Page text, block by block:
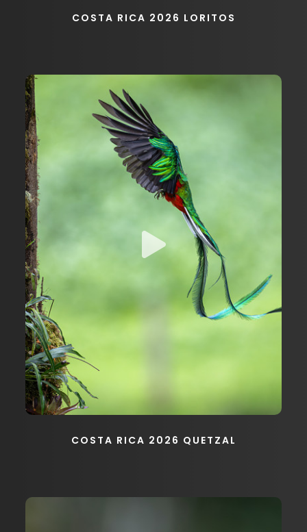
COSTA RICA 2026 LORITOS
COSTA RICA 2026 QUETZAL